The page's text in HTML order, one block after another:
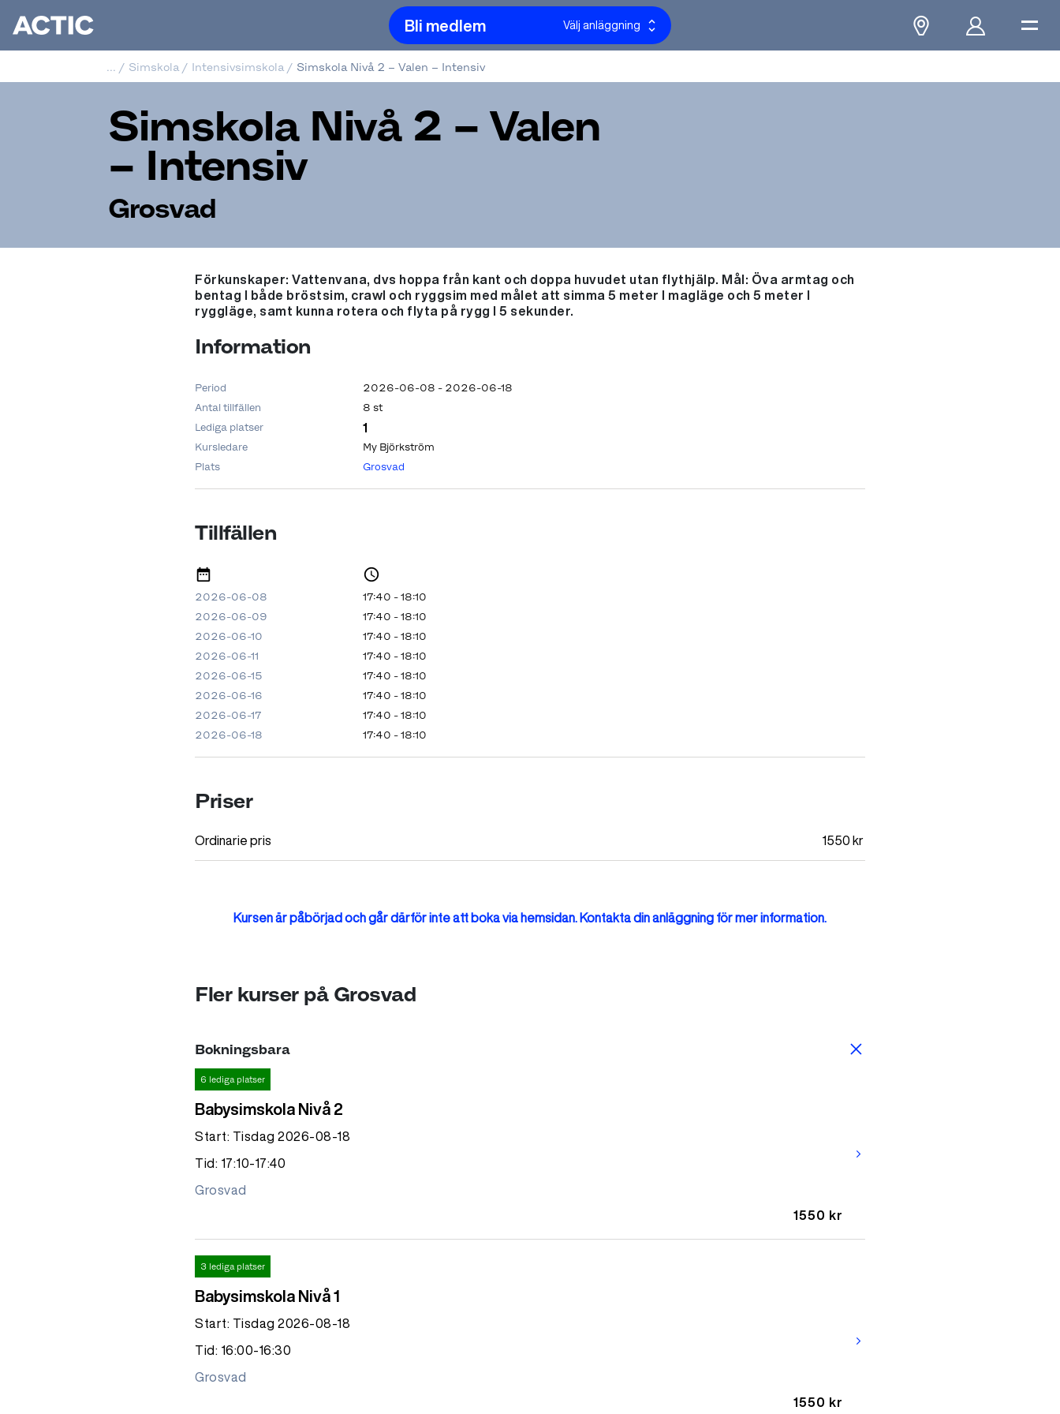
Bli medlem Välj anläggning
... / Simskola / Intensivsimskola / Simskola Nivå 2 – Valen – Intensiv
Simskola Nivå 2 – Valen
– Intensiv
Grosvad
Förkunskaper: Vattenvana, dvs hoppa från kant och doppa huvudet utan flythjälp. Mål: Öva armtag och
bentag I både bröstsim, crawl och ryggsim med målet att simma 5 meter I magläge och 5 meter I
ryggläge, samt kunna rotera och flyta på rygg I 5 sekunder.
Information
Period
2026-06-08 - 2026-06-18
Antal tillfällen
8 st
Lediga platser
1
Kursledare
My Björkström
Plats
Grosvad
Tillfällen
2026-06-08
17:40 - 18:10
2026-06-09
17:40 - 18:10
2026-06-10
17:40 - 18:10
2026-06-11
17:40 - 18:10
2026-06-15
17:40 - 18:10
2026-06-16
17:40 - 18:10
2026-06-17
17:40 - 18:10
2026-06-18
17:40 - 18:10
Priser
Ordinarie pris 1550 kr
Kursen är påbörjad och går därför inte att boka via hemsidan. Kontakta din anläggning för mer information.
Fler kurser på Grosvad
Bokningsbara
6 lediga platser
Babysimskola Nivå 2
Start: Tisdag 2026-08-18
Tid: 17:10-17:40
Grosvad
1550 kr
arrow_forward_ios
3 lediga platser
Babysimskola Nivå 1
Start: Tisdag 2026-08-18
Tid: 16:00-16:30
Grosvad
1550 kr
arrow_forward_ios